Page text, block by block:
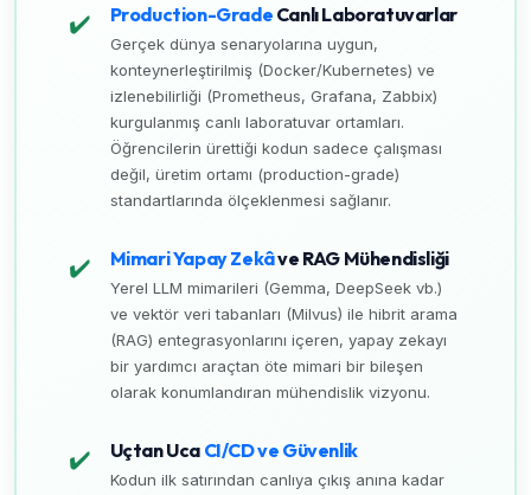
✔️ Production-Grade Canlı Laboratuvarlar
Gerçek dünya senaryolarına uygun,
konteynerleştirilmiş (Docker/Kubernetes) ve
izlenebilirliği (Prometheus, Grafana, Zabbix)
kurgulanmış canlı laboratuvar ortamları.
Öğrencilerin ürettiği kodun sadece çalışması
değil, üretim ortamı (production-grade)
standartlarında ölçeklenmesi sağlanır.
✔️ Mimari Yapay Zekâve RAG Mühendisliği
Yerel LLM mimarileri (Gemma, DeepSeek vb.)
ve vektör veri tabanları (Milvus) ile hibrit arama
(RAG) entegrasyonlarını içeren, yapay zekayı
bir yardımcı araçtan öte mimari bir bileşen
olarak konumlandıran mühendislik vizyonu.
✔️ Uçtan Uca CI/CD ve Güvenlik
Kodun ilk satırından canlıya çıkış anına kadar